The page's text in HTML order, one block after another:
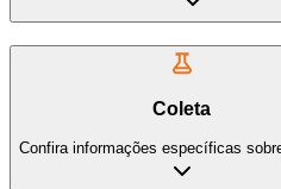
Coleta
Confira informações específicas